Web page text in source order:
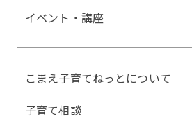
イベント・講座
こまえ子育てねっとについて
子育て相談